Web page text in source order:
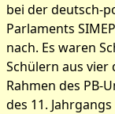
bei der deutsch-
Parlaments
nach. Es waren
Schülern aus vier
Rahmen des PB-
des 11.
Bilder
zum
2026 in